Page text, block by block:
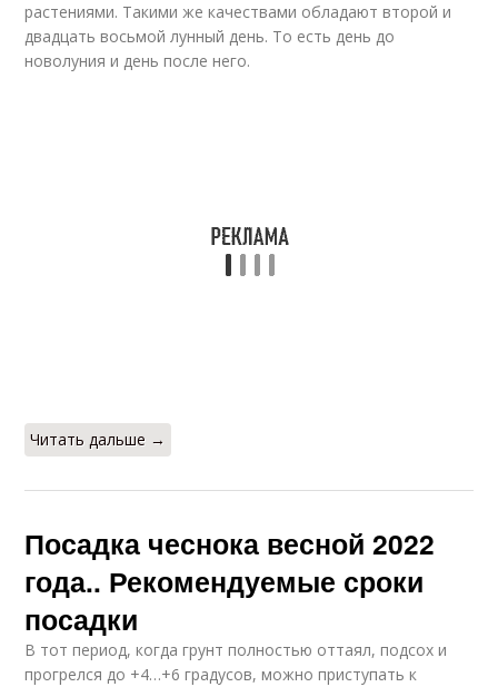
растениями. Такими же качествами обладают второй и
двадцать восьмой лунный день. То есть день до
новолуния и день после него.
Читать дальше →
Посадка чеснока весной 2022
года.. Рекомендуемые сроки
посадки
В тот период, когда грунт полностью оттаял, подсох и
прогрелся до +4…+6 градусов, можно приступать к